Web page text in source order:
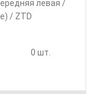
левая /
/ ZTD
0 шт.